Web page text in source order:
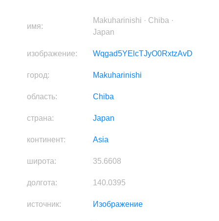
имя:
Makuharinishi · Chiba ·
Japan
изображение: Wqgad5YElcTJyO0RxtzAvD
город: Makuharinishi
область: Chiba
страна: Japan
континент: Asia
широта: 35.6608
долгота: 140.0395
источник: Изображение